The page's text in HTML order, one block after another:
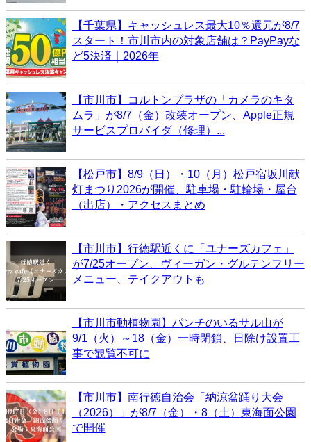
【千葉県】キャッシュレス最大10％還元が8/7
スタート！市川市内の対象店舗は？PayPayな
ど5決済｜2026年
【市川市】コルトンプラザの「カメラのキタ
ムラ」が8/7（金）改装オープン、Apple正規
サービスプロバイダ（修理）...
【松戸市】8/9（日）・10（月）松戸宿坂川献
灯まつり2026が開催、駐車場・駐輪場・屋台
（出店）・アクセスまとめ
【市川市】行徳駅近くに「ユナーズカフェ」
が7/25オープン、ヴィーガン・グルテンフリー
メニュー、テイクアウトも
【市川市動植物園】パンチのいるサル山が
9/1（火）～18（金）一時閉鎖、日除け設置工
事で観覧不可に
【市川市】南行徳自治会「納涼盆踊り大会
（2026）」が8/7（金）・8（土）東海面公園
で開催